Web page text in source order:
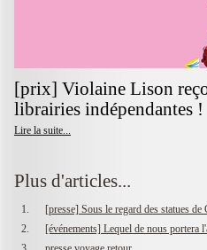
[prix] Violaine Lison
librairies indépendantes !
Lire la suite...
Plus d'articles...
[presse] Sous le regard des statues de
[événements] Lequel de nous portera